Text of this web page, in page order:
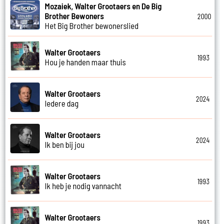
Mozaiek, Walter Grootaers en De Big
Brother Bewoners
Het Big Brother bewonerslied
2000
Walter Grootaers
Hou je handen maar thuis
1993
Walter Grootaers
Iedere dag
2024
Walter Grootaers
Ik ben bij jou
2024
Walter Grootaers
Ik heb je nodig vannacht
1993
Walter Grootaers